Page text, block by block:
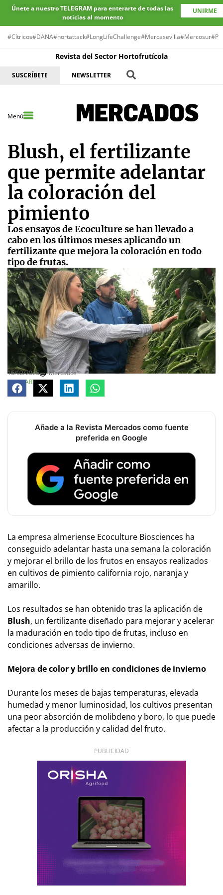
Únete a nuestro TELEGRAM para enterarte de todas las
noticias al momento
UNIRME
#Cítricos#DANA#hortattack#LongLifeChallenge#Mercasevilla#Mercosur
Revista del Sector Hortofrutícola
SUSCRÍBETE NEWSLETTER
Menú
Blush, el fertilizante
que permite adelantar
la coloración del
pimiento
Los ensayos de Ecoculture se han llevado a
cabo en los últimos meses aplicando un
fertilizante que mejora la coloración en todo
tipo de frutas.
16/02/2026
Mercados
COMPARTE
Añade a la Revista Mercados como fuente
preferida en Google
La empresa almeriense Ecoculture Biosciences ha
conseguido adelantar hasta una semana la coloración
y mejorar el brillo de los frutos en ensayos realizados
en cultivos de pimiento california rojo, naranja y
amarillo.
Los resultados se han obtenido tras la aplicación de
Blush, un fertilizante diseñado para mejorar y acelerar
la maduración en todo tipo de frutas, incluso en
condiciones adversas de invierno.
Mejora de color y brillo en condiciones de invierno
Durante los meses de bajas temperaturas, elevada
humedad y menor luminosidad, los cultivos presentan
una peor absorción de molibdeno y boro, lo que puede
afectar a la producción y calidad del fruto.
PUBLICIDAD